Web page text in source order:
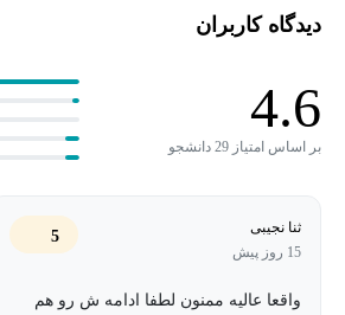
محاسبه می‌شه تو همین فصله، اما بخشیش هم
«قانون گاوس» هست که در دورهٔ بعدی خواهید
دیدگاه کاربران
4.6
بر اساس امتیاز 29 دانشجو
ثنا نجیبی
15 روز پیش
5
واقعا عالیه ممنون لطفا ادامه ش رو هم